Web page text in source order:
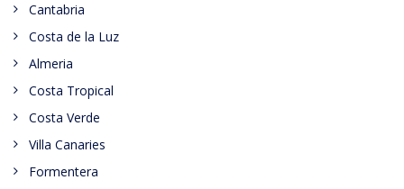
Cantabria
Costa de la Luz
Almeria
Costa Tropical
Costa Verde
Villa Canaries
Formentera